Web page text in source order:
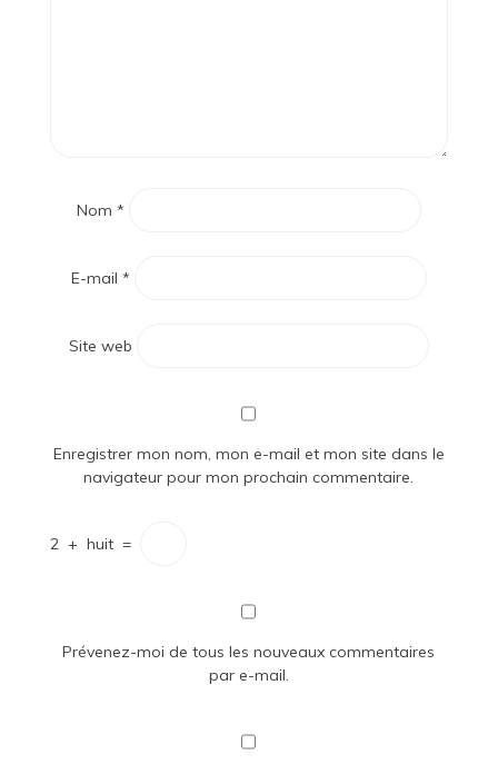
Nom *
E-mail *
Site web
Enregistrer mon nom, mon e-mail et mon site dans le
navigateur pour mon prochain commentaire.
2 + huit =
Prévenez-moi de tous les nouveaux commentaires
par e-mail.